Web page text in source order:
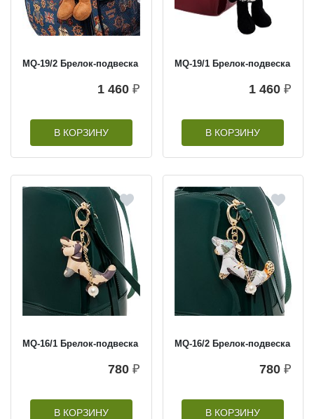
MQ-19/2 Брелок-подвеска
1 460 ₽
В КОРЗИНУ
MQ-19/1 Брелок-подвеска
1 460 ₽
В КОРЗИНУ
MQ-16/1 Брелок-подвеска
780 ₽
В КОРЗИНУ
MQ-16/2 Брелок-подвеска
780 ₽
В КОРЗИНУ